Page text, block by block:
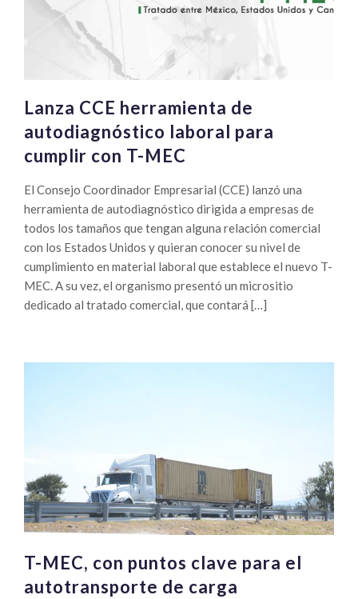
Lanza CCE herramienta de
autodiagnóstico laboral para
cumplir con T-MEC
El Consejo Coordinador Empresarial (CCE) lanzó una
herramienta de autodiagnóstico dirigida a empresas de
todos los tamaños que tengan alguna relación comercial
con los Estados Unidos y quieran conocer su nivel de
cumplimiento en material laboral que establece el nuevo T-
MEC. A su vez, el organismo presentó un micrositio
dedicado al tratado comercial, que contará […]
T-MEC, con puntos clave para el
autotransporte de carga